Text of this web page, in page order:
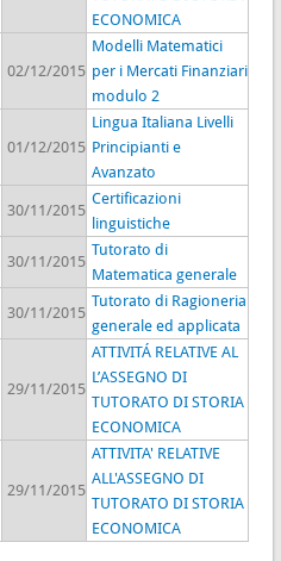
ECONOMICA
02/12/2015
Modelli Matematici
per i Mercati Finanziari
modulo 2
01/12/2015
Lingua Italiana Livelli
Principianti e
Avanzato
30/11/2015
Certificazioni
linguistiche
30/11/2015
Tutorato di
Matematica generale
30/11/2015
Tutorato di Ragioneria
generale ed applicata
29/11/2015
ATTIVITÁ RELATIVE AL
L’ASSEGNO DI
TUTORATO DI STORIA
ECONOMICA
29/11/2015
ATTIVITA' RELATIVE
ALL'ASSEGNO DI
TUTORATO DI STORIA
ECONOMICA